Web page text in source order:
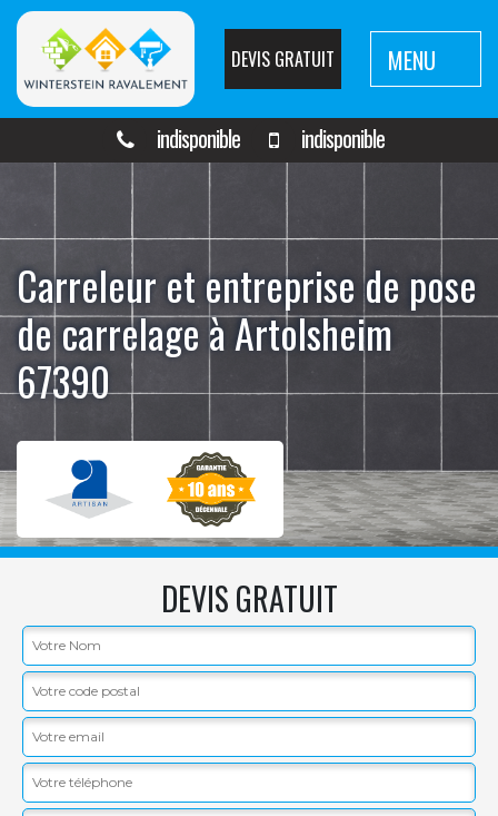
DEVIS GRATUIT MENU
indisponible indisponible
Carreleur et entreprise de pose
de carrelage à Artolsheim
67390
DEVIS GRATUIT